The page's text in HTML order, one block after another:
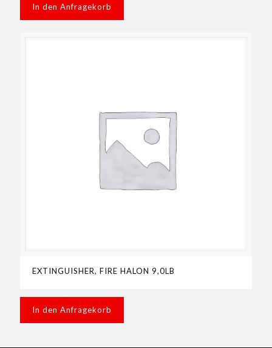
In den Anfragekorb
EXTINGUISHER, FIRE HALON 9,0LB
In den Anfragekorb